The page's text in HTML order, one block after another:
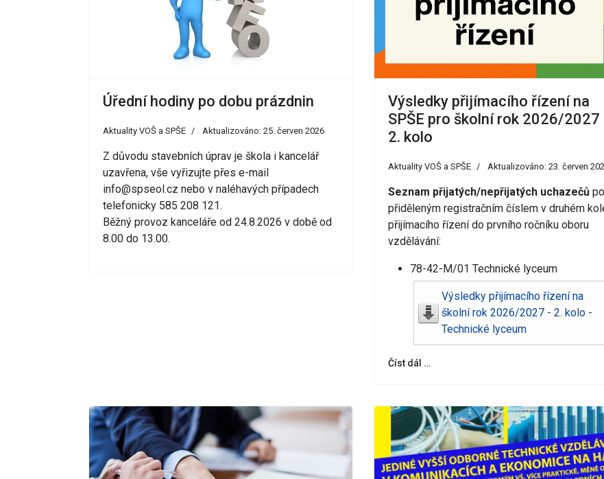
Úřední hodiny po dobu prázdnin
Aktuality VOŠ a SPŠE Aktualizováno: 25. červen 2026
Z důvodu stavebních úprav je škola i kancelář
uzavřena, vše vyřizujte přes e-mail
info@spseol.cz nebo v naléhavých případech
telefonicky 585 208 121.
Běžný provoz kanceláře od 24.8.2026 v době od
8.00 do 13.00.
Výsledky přijímacího řízení na
SPŠE pro školní rok 2026/2027
2. kolo
Aktuality VOŠ a SPŠE Aktualizováno: 23. červen
Seznam přijatých/nepřijatých uchazečů
přiděleným registračním číslem v druhém
přijímacího řízení do prvního ročníku oboru
vzdělávání:
78-42-M/01 Technické lyceum
Výsledky přijímacího řízení na
školní rok 2026/2027 - 2. kolo -
Technické lyceum
Číst dál …
Vodní pokusy z
Termokluci z